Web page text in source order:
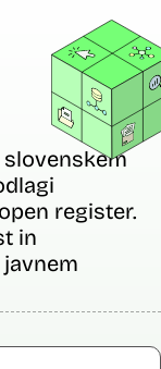
register.
in